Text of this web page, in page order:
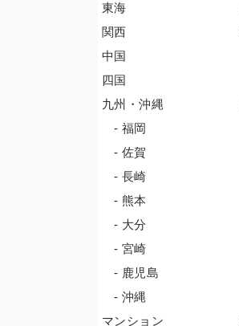
東海
関西
中国
四国
九州・沖縄
- 福岡
- 佐賀
- 長崎
- 熊本
- 大分
- 宮崎
- 鹿児島
- 沖縄
マンション